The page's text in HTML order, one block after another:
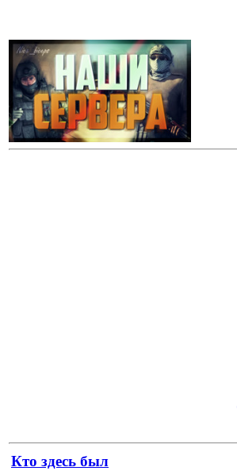
Кто здесь был